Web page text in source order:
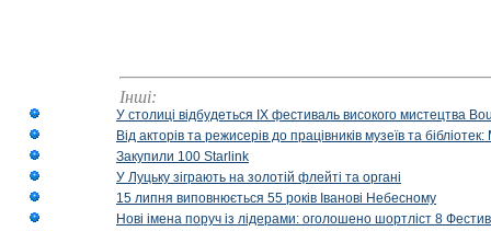
Інші:
У столиці відбудеться IX фестиваль високого мистецтва
Від акторів та режисерів до працівників музеїв та
Закупили 100 Starlink
У Луцьку зіграють на золотій флейті та органі
15 липня виповнюється 55 років Іванові Небесному
Нові імена поруч із лідерами: оголошено шортліст 8